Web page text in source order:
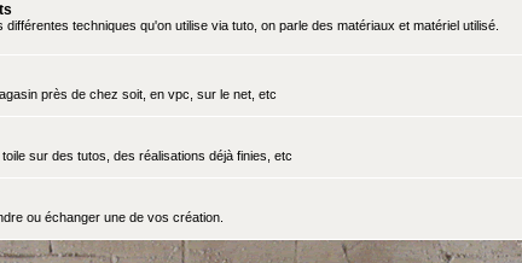
techniques qu'on utilise via tuto, on parle des matériaux et matériel utilisé.
près de chez soit, en vpc, sur le net, etc
sur des tutos, des réalisations déjà finies, etc
ou échanger une de vos création.